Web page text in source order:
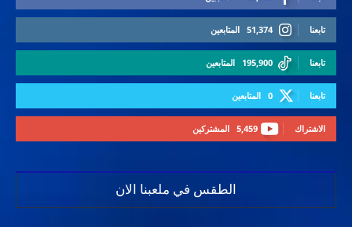
51,374 المتابعين تابعنا
195,900 المتابعين تابعنا
0 المتابعين تابعنا
5,459 المشتركين الاشتراك
الطقس في ملعبنا الان